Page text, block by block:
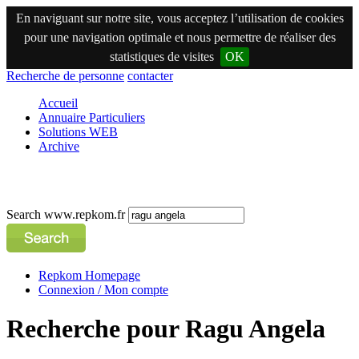
En naviguant sur notre site, vous acceptez l’utilisation de cookies
pour une navigation optimale et nous permettre de réaliser des
statistiques de visites
OK
Recherche de personne contacter
Accueil
Annuaire Particuliers
Solutions WEB
Archive
Search www.repkom.fr
Repkom Homepage
Connexion / Mon compte
Recherche pour Ragu Angela